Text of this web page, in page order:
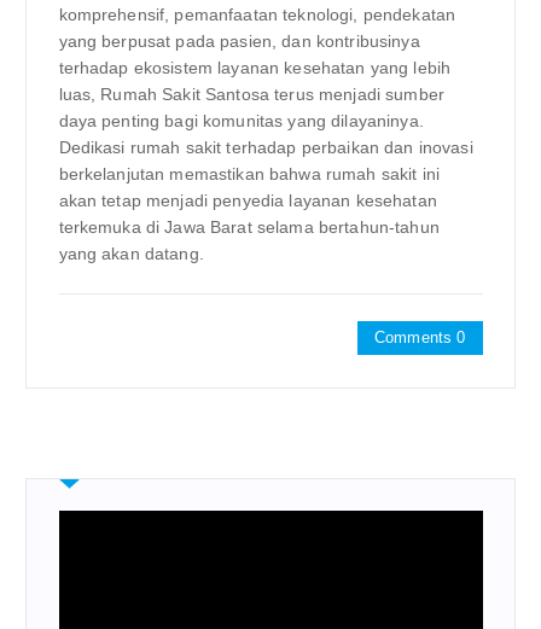
komprehensif, pemanfaatan teknologi, pendekatan
yang berpusat pada pasien, dan kontribusinya
terhadap ekosistem layanan kesehatan yang lebih
luas, Rumah Sakit Santosa terus menjadi sumber
daya penting bagi komunitas yang dilayaninya.
Dedikasi rumah sakit terhadap perbaikan dan inovasi
berkelanjutan memastikan bahwa rumah sakit ini
akan tetap menjadi penyedia layanan kesehatan
terkemuka di Jawa Barat selama bertahun-tahun
yang akan datang.
Comments 0